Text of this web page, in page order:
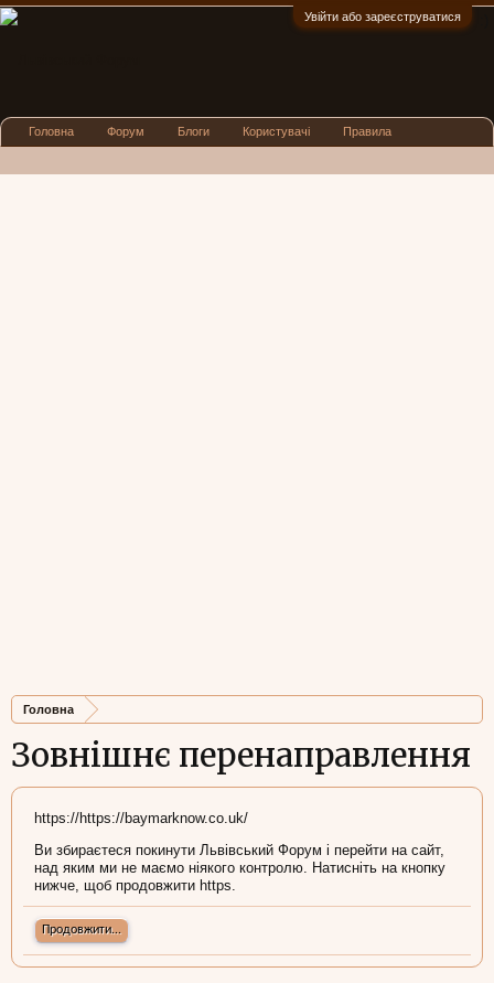
Увійти або зареєструватися
Головна
Зовнішнє перенаправлення
https://https://baymarknow.co.uk/
Ви збираєтеся покинути Львівський Форум і перейти на сайт,
над яким ми не маємо ніякого контролю. Натисніть на кнопку
нижче, щоб продовжити https.
Продовжити...
Головна Форум Блоги Користувачі Правила